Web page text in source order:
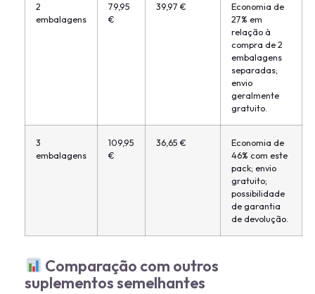
2
embalagens
79,95
€
39,97 €
Economia de
27% em
relação à
compra de 2
embalagens
separadas;
envio
geralmente
gratuito.
3
embalagens
109,95
€
36,65 €
Economia de
46% com este
pack; envio
gratuito;
possibilidade
de garantia
de devolução.
Comparação com outros
suplementos semelhantes